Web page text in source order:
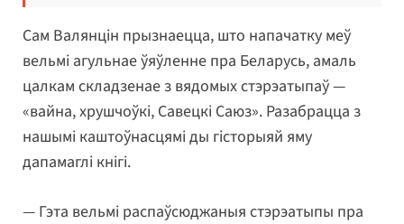
Сам Валянцін прызнаецца, што напачатку меў
вельмі агульнае ўяўленне пра Беларусь, амаль
цалкам складзенае з вядомых стэрэатыпаў —
«вайна, хрушчоўкі, Савецкі Саюз». Разабрацца з
нашымі каштоўнасцямі ды гісторыяй яму
дапамаглі кнігі.
— Гэта вельмі распаўсюджаныя стэрэатыпы пра